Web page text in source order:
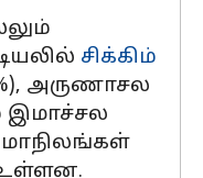
சிக்கிம்
அருணாசல
இமாச்சல
மாநிலங்கள்